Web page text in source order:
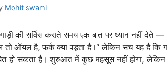
Mohit swami
की सर्विस कराते समय एक बात पर ध्यान नहीं देते
ऑयल है, फर्क क्या पड़ता है।” लेकिन सच यह है कि
हो सकता है। शुरुआत में कुछ महसूस नहीं होगा, लेकिन